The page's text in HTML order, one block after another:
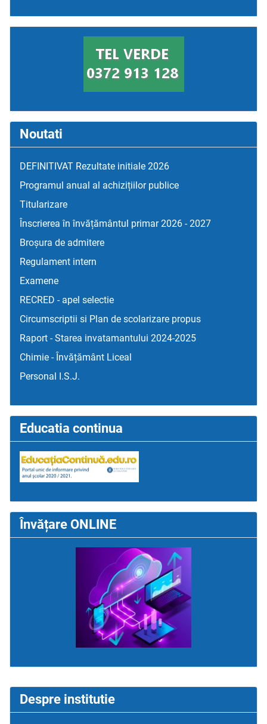
Despre institutie
Noutati
DEFINITIVAT Rezultate initiale 2026
Programul anual al achizițiilor publice
Titularizare
Înscrierea în învățământul primar 2026 - 2027
Broșura de admitere
Regulament intern
Examene
RECRED - apel selectie
Circumscriptii si Plan de scolarizare propus
Raport - Starea invatamantului 2024-2025
Chimie - Învățământ Liceal
Personal I.S.J.
Educatia continua
Învățare ONLINE